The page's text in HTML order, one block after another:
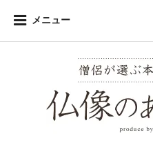
メニュー